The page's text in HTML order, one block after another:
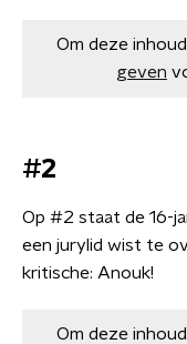
Om deze
geven
#2
Op #2 staat de 16-
een jurylid wist te
kritische: Anouk!
Om deze